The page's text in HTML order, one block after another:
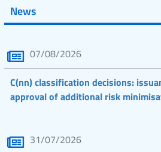
News
07/08/2026
C(nn) classification decisions:
approval of additional risk
31/07/2026